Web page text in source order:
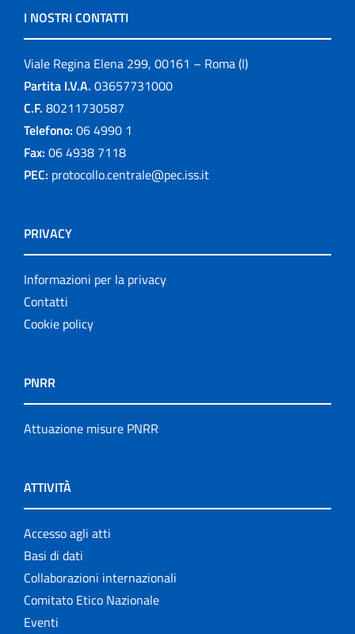
I NOSTRI CONTATTI
Viale Regina Elena 299, 00161 – Roma (I)
Partita I.V.A. 03657731000
C.F. 80211730587
Telefono: 06 4990 1
Fax: 06 4938 7118
PEC: protocollo.centrale@pec.iss.it
PRIVACY
Informazioni per la privacy
Contatti
Cookie policy
PNRR
Attuazione misure PNRR
ATTIVITÀ
Accesso agli atti
Basi di dati
Collaborazioni internazionali
Comitato Etico Nazionale
Eventi